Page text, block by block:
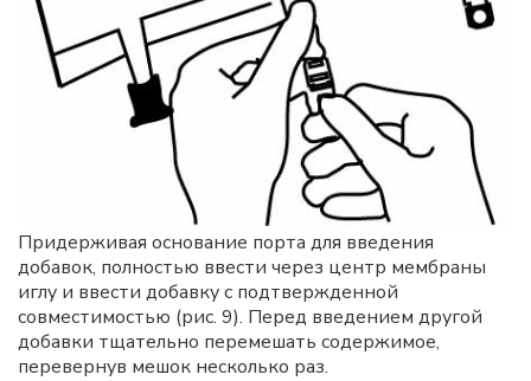
Придерживая основание порта для введения
добавок, полностью ввести через центр мембраны
иглу и ввести добавку с подтвержденной
совместимостью (рис. 9). Перед введением другой
добавки тщательно перемешать содержимое,
перевернув мешок несколько раз.